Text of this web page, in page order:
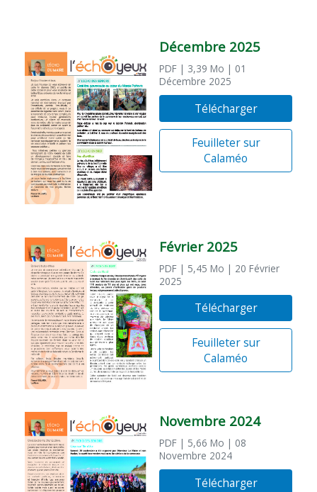
Décembre 2025
PDF | 3,39 Mo | 01
Décembre 2025
Télécharger
Feuilleter sur
Calaméo
Février 2025
PDF | 5,45 Mo | 20 Février
2025
Télécharger
Feuilleter sur
Calaméo
Novembre 2024
PDF | 5,66 Mo | 08
Novembre 2024
Télécharger